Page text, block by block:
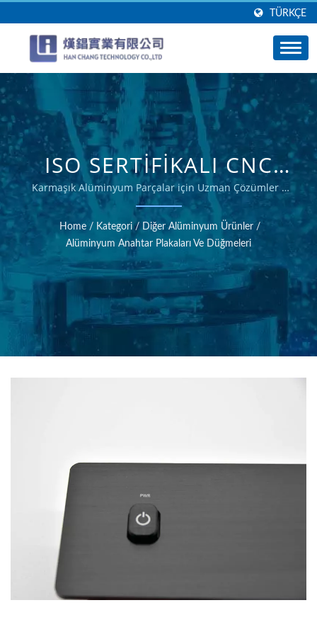
TÜRKÇE
ISO SERTIFIKALI CNC
FREZELEME HIZMETLERI
- HAN CHANG
Karmaşık Alüminyum Parçalar için Uzman Çözümler -
Han Chang
Home / Kategori / Diğer Alüminyum Ürünler /
Alüminyum Anahtar Plakaları Ve Düğmeleri